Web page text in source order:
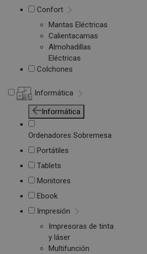
Confort
Mantas Eléctricas
Calientacamas
Almohadillas
Eléctricas
Colchones
Informática
Informática
Ordenadores Sobremesa
Portátiles
Tablets
Monitores
Ebook
Impresión
Impresoras de tinta
y láser
Multifunción